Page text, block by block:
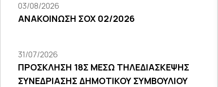
03/08/2026
ΑΝΑΚΟΙΝΩΣΗ ΣΟΧ 02/2026
31/07/2026
ΠΡΟΣΚΛΗΣΗ 18Σ ΜΕΣΩ ΤΗΛΕΔΙΑΣΚΕΨΗΣ
ΣΥΝΕΔΡΙΑΣΗΣ ΔΗΜΟΤΙΚΟΥ ΣΥΜΒΟΥΛΙΟΥ